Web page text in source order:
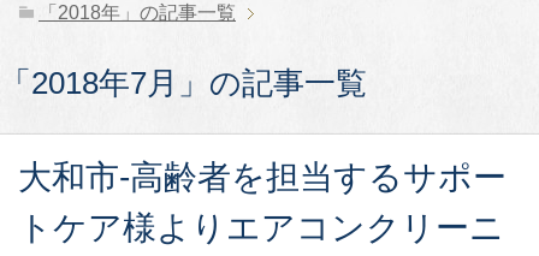
「2018年」の記事一覧
「2018年7月」の記事一覧
大和市-高齢者を担当するサポー
トケア様よりエアコンクリーニ